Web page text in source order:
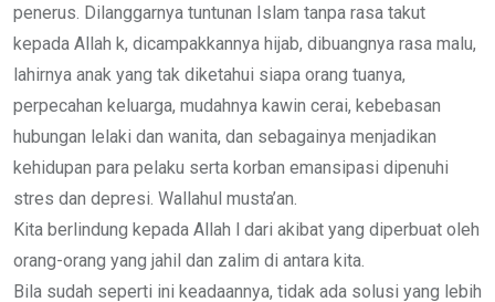
penerus. Dilanggarnya tuntunan Islam tanpa rasa takut
kepada Allah k, dicampakkannya hijab, dibuangnya rasa malu,
lahirnya anak yang tak diketahui siapa orang tuanya,
perpecahan keluarga, mudahnya kawin cerai, kebebasan
hubungan lelaki dan wanita, dan sebagainya menjadikan
kehidupan para pelaku serta korban emansipasi dipenuhi
stres dan depresi. Wallahul musta’an.
Kita berlindung kepada Allah l dari akibat yang diperbuat oleh
orang-orang yang jahil dan zalim di antara kita.
Bila sudah seperti ini keadaannya, tidak ada solusi yang lebih